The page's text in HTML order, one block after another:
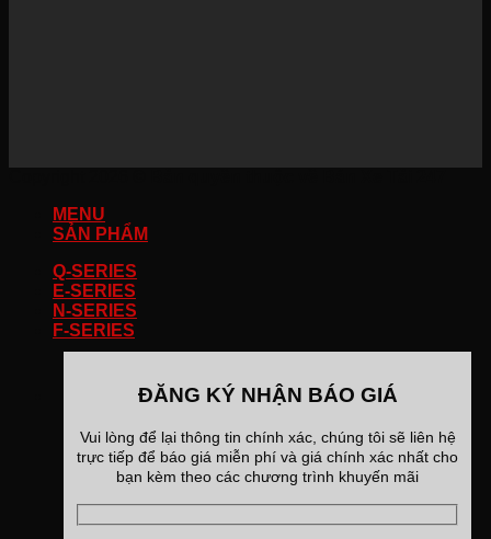
MENU
SẢN PHẨM
Q-SERIES
E-SERIES
N-SERIES
F-SERIES
ĐĂNG KÝ NHẬN BÁO GIÁ
Vui lòng để lại thông tin chính xác, chúng tôi sẽ liên hệ
trực tiếp để báo giá miễn phí và giá chính xác nhất cho
bạn kèm theo các chương trình khuyến mãi